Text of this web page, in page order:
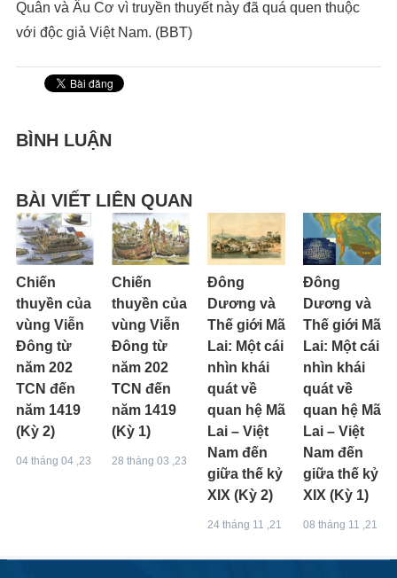
Quân và Âu Cơ vì truyền thuyết này đã quá quen thuộc
với độc giả Việt Nam. (BBT)
BÌNH LUẬN
BÀI VIẾT LIÊN QUAN
Chiến
thuyền của
vùng Viễn
Đông từ
năm 202
TCN đến
năm 1419
(Kỳ 2)
04 tháng 04 ,23
Chiến
thuyền của
vùng Viễn
Đông từ
năm 202
TCN đến
năm 1419
(Kỳ 1)
28 tháng 03 ,23
Đông
Dương và
Thế giới Mã
Lai: Một cái
nhìn khái
quát về
quan hệ Mã
Lai – Việt
Nam đến
giữa thế kỷ
XIX (Kỳ 2)
24 tháng 11 ,21
Đông
Dương và
Thế giới Mã
Lai: Một cái
nhìn khái
quát về
quan hệ Mã
Lai – Việt
Nam đến
giữa thế kỷ
XIX (Kỳ 1)
08 tháng 11 ,21